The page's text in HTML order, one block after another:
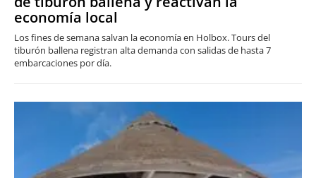
economía local
Los fines de semana salvan la economía en Holbox. Tours del
tiburón ballena registran alta demanda con salidas de hasta 7
embarcaciones por día.